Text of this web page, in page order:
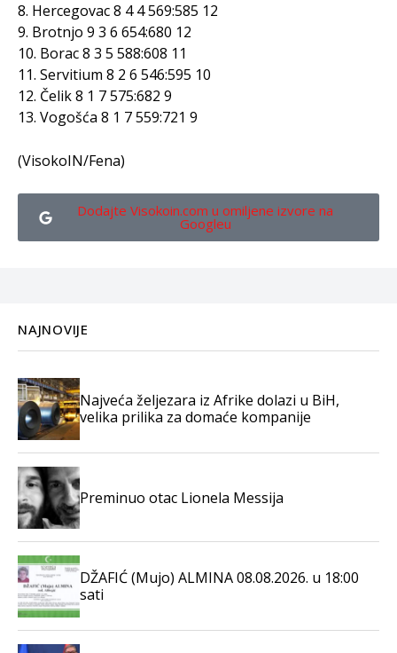
8. Hercegovac 8 4 4 569:585 12
9. Brotnjo 9 3 6 654:680 12
10. Borac 8 3 5 588:608 11
11. Servitium 8 2 6 546:595 10
12. Čelik 8 1 7 575:682 9
13. Vogošća 8 1 7 559:721 9
(VisokoIN/Fena)
Dodajte Visokoin.com u omiljene izvore na
Googleu
NAJNOVIJE
Najveća željezara iz Afrike dolazi u BiH,
velika prilika za domaće kompanije
Preminuo otac Lionela Messija
DŽAFIĆ (Mujo) ALMINA 08.08.2026. u 18:00
sati